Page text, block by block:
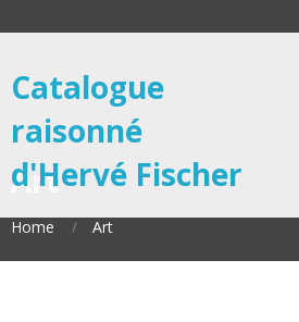
Catalogue
raisonné
d'Hervé Fischer
Art
Home Art